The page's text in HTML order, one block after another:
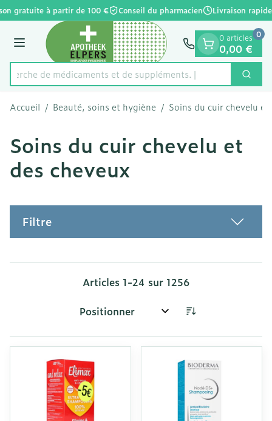
Aller au contenu
1 de 1
gratuite à partir de 100 € Conseil du pharmacien Livraison rapide
Menu
Rechercher
Recherche de médicaments et
0 articles
0,00 €
0
Accueil / Beauté, soins et hygiène / Soins du cuir chevelu et
Soins du cuir chevelu et
des cheveux
Filtre
Articles 1-24 sur 1256
Trier par: